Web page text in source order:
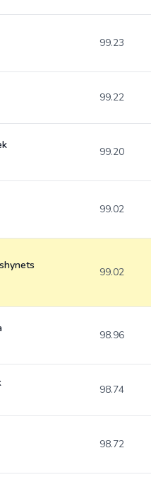
99.23
99.22
99.20
99.02
99.02
98.96
98.74
98.72